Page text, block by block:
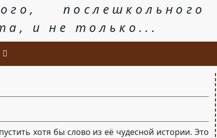
и не только...
хотя бы слово из её чудесной истории. Это